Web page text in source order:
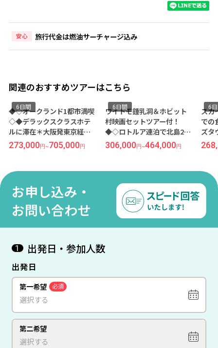
安心 旅行代金は燃油サーチャージ込み
関連のおすすめツアーはこちら
◆◇オークランド1都市満喫
◇◆デラックスクラスホテ
ルに滞在＊大阪発東京経由
／カンタス航空利用 オーク
ランド6日間
6日間
273,000円~705,000円
ワイトモ鍾乳洞＆ホビット
村映画セットツアー付！
◆◇ロトルア連泊で北島2都
市巡り◇◆スタンダードク
ラスホテルに滞在＊成田発
利用 オークランド2泊＆ロト
ルア2泊 6日間
6日間
306,000円~464,000円
スカ
での
ズ
ンダ
在
間
6
お申し込み・
お問い合わせ
1 出発日・参加人数
出発日
第一希望 必須
第二希望